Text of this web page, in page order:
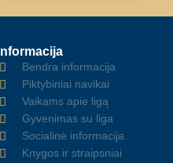
Informacija
Bendra informacija
Piktybiniai navikai
Vaikams apie ligą
Gyvenimas su liga
Socialinė informacija
Knygos ir straipsniai